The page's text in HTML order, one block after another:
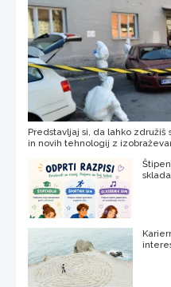
Predstavljaj si, da lahko združiš
in novih tehnologij z